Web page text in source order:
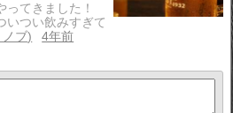
てきました！
いつい飲みすぎて
ノブ
4年前